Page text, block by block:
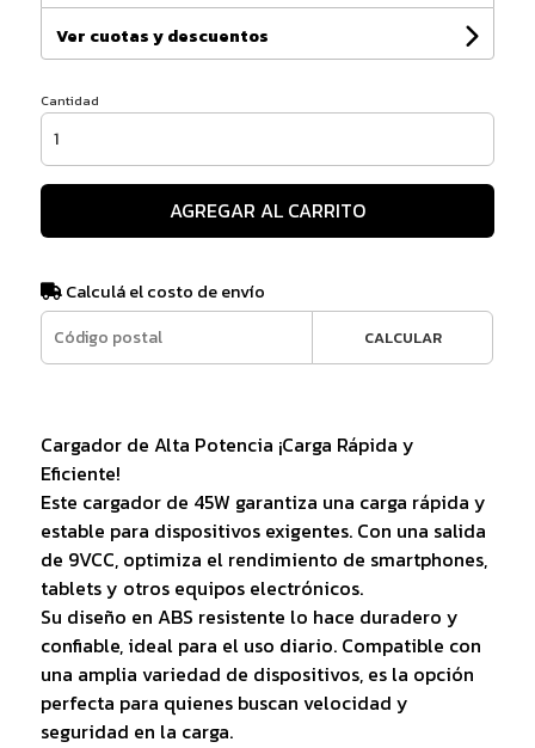
Ver cuotas y descuentos
Cantidad
AGREGAR AL CARRITO
Calculá el costo de envío
CALCULAR
Cargador de Alta Potencia ¡Carga Rápida y
Eficiente!
Este cargador de 45W garantiza una carga rápida y
estable para dispositivos exigentes. Con una salida
de 9VCC, optimiza el rendimiento de smartphones,
tablets y otros equipos electrónicos.
Su diseño en ABS resistente lo hace duradero y
confiable, ideal para el uso diario. Compatible con
una amplia variedad de dispositivos, es la opción
perfecta para quienes buscan velocidad y
seguridad en la carga.